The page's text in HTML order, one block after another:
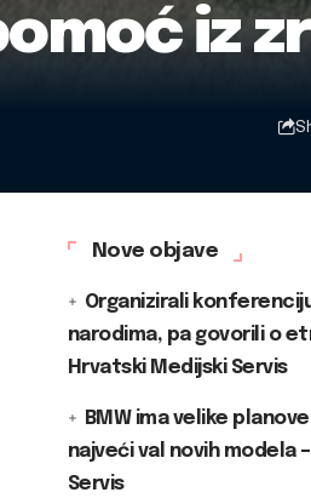
iz
Nove objave
Organizirali
narodima, pa govorili o
Hrvatski Medijski Servis
BMW ima velike
najveći val novih modela
Servis